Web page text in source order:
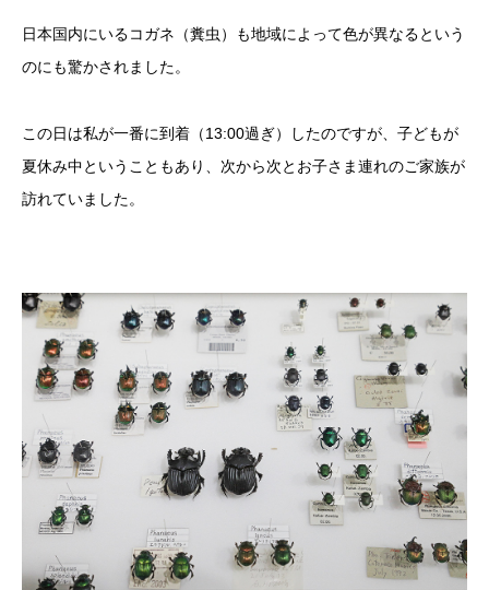
日本国内にいるコガネ（糞虫）も地域によって色が異なるという
のにも驚かされました。
この日は私が一番に到着（13:00過ぎ）したのですが、子どもが
夏休み中ということもあり、次から次とお子さま連れのご家族が
訪れていました。